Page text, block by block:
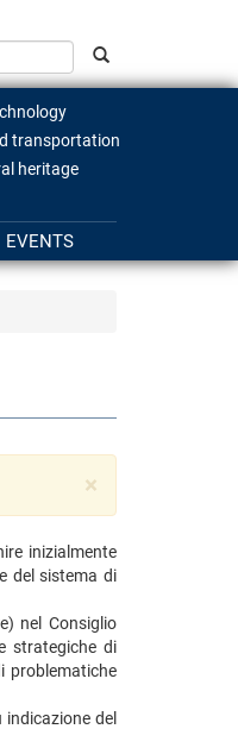
transportation
heritage
EVENTS
×
inizialmente
del sistema di
nel Consiglio
strategiche di
problematiche
del